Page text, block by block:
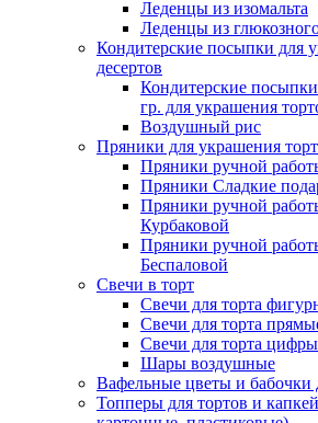
Леденцы из изомальта
Леденцы из
Кондитерские посыпки для
десертов
Кондитерские
гр. для украшения
Воздушный рис
Пряники для украшения
Пряники ручной
Пряники Сладкие
Пряники ручной
Курбаковой
Пряники ручной
Беспаловой
Свечи в торт
Свечи для торта
Свечи для торта
Свечи для торта цифры
Шары воздушные
Вафельные цветы и бабочки
Топперы для тортов и